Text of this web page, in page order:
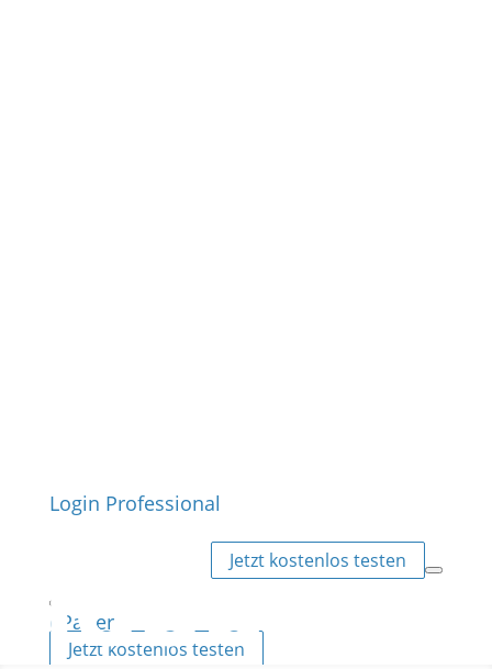
Login Professional
Jetzt kostenlos testen
ePaper
Jetzt kostenlos testen